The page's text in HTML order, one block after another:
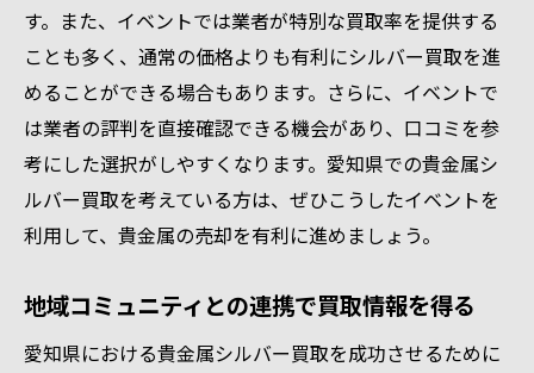
す。また、イベントでは業者が特別な買取率を提供する
ことも多く、通常の価格よりも有利にシルバー買取を進
めることができる場合もあります。さらに、イベントで
は業者の評判を直接確認できる機会があり、口コミを参
考にした選択がしやすくなります。愛知県での貴金属シ
ルバー買取を考えている方は、ぜひこうしたイベントを
利用して、貴金属の売却を有利に進めましょう。
地域コミュニティとの連携で買取情報を得る
愛知県における貴金属シルバー買取を成功させるために